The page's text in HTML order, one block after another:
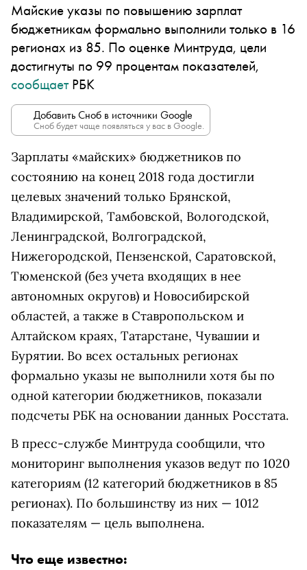
Майские указы по повышению зарплат
бюджетникам формально выполнили только в 16
регионах из 85. По оценке Минтруда, цели
достигнуты по 99 процентам показателей,
сообщаетРБК
Добавить Сноб в источники Google
Сноб будет чаще появляться у вас в Google.
Зарплаты «майских» бюджетников по
состоянию на конец 2018 года достигли
целевых значений только Брянской,
Владимирской, Тамбовской, Вологодской,
Ленинградской, Волгоградской,
Нижегородской, Пензенской, Саратовской,
Тюменской (без учета входящих в нее
автономных округов) и Новосибирской
областей, а также в Ставропольском и
Алтайском краях, Татарстане, Чувашии и
Бурятии. Во всех остальных регионах
формально указы не выполнили хотя бы по
одной категории бюджетников, показали
подсчеты РБК на основании данных Росстата.
В пресс-службе Минтруда сообщили, что
мониторинг выполнения указов ведут по 1020
категориям (12 категорий бюджетников в 85
регионах). По большинству из них — 1012
показателям — цель выполнена.
Что еще известно: